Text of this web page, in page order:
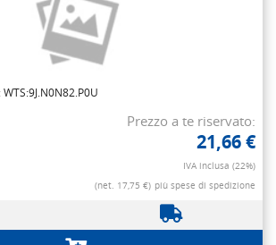
Prezzo a te riservato:
21,66 €
IVA inclusa (22%)
(net. 17,75 €) più spese di spedizione